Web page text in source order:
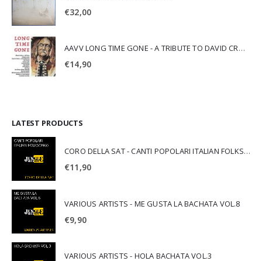
€32,00
AAVV LONG TIME GONE - A TRIBUTE TO DAVID CROSBY
€14,90
LATEST PRODUCTS
CORO DELLA SAT - CANTI POPOLARI ITALIAN FOLKSONGS
€11,90
VARIOUS ARTISTS - ME GUSTA LA BACHATA VOL.8
€9,90
VARIOUS ARTISTS - HOLA BACHATA VOL.3